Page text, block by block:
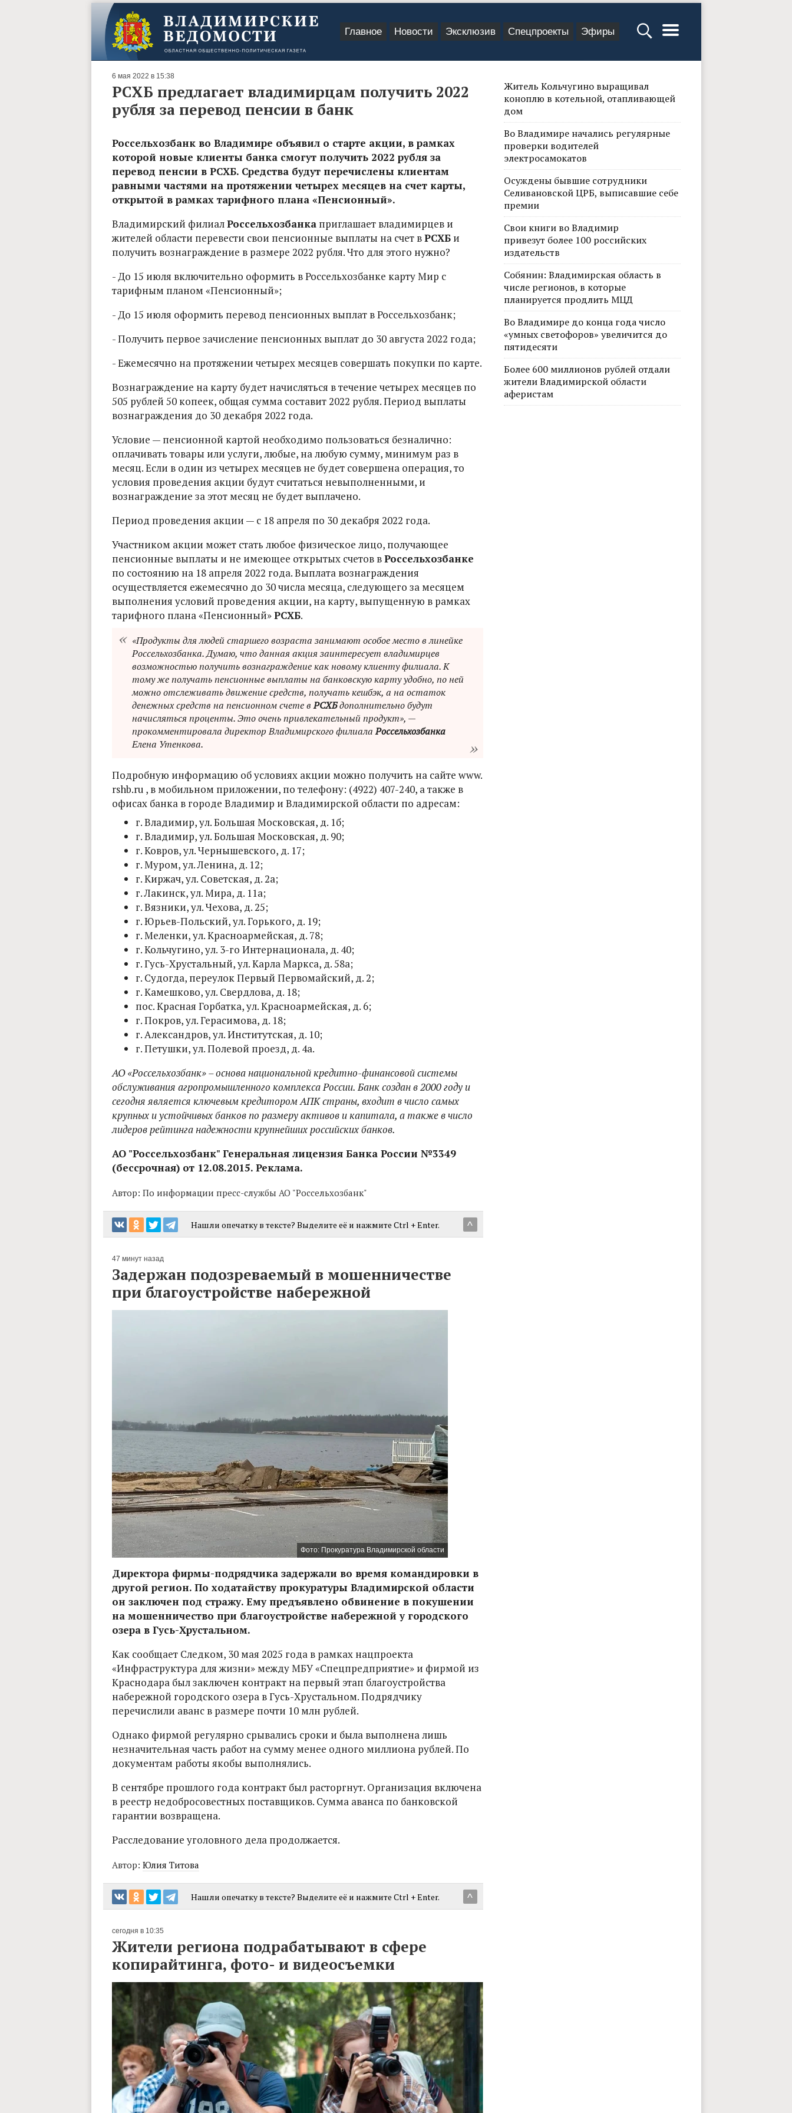
Главное Новости Эксклюзив Спецпроекты Эфиры
6 мая 2022 в 15:38
РСХБ предлагает владимирцам получить 2022
рубля за перевод пенсии в банк
Россельхозбанк во Владимире объявил о старте акции, в рамках
которой новые клиенты банка смогут получить 2022 рубля за
перевод пенсии в РСХБ. Средства будут перечислены клиентам
равными частями на протяжении четырех месяцев на счет карты,
открытой в рамках тарифного плана «Пенсионный».
Владимирский филиалРоссельхозбанкаприглашает владимирцев и
жителей области перевести свои пенсионные выплаты на счет вРСХБи
получить вознаграждение в размере 2022 рубля. Что для этого нужно?
- До 15 июля включительно оформить в Россельхозбанке карту Мир с
тарифным планом «Пенсионный»;
- До 15 июля оформить перевод пенсионных выплат в Россельхозбанк;
- Получить первое зачисление пенсионных выплат до 30 августа 2022 года;
- Ежемесячно на протяжении четырех месяцев совершать покупки по карте.
Вознаграждение на карту будет начисляться в течение четырех месяцев по
505 рублей 50 копеек, общая сумма составит 2022 рубля. Период выплаты
вознаграждения до 30 декабря 2022 года.
Условие — пенсионной картой необходимо пользоваться безналично:
оплачивать товары или услуги, любые, на любую сумму, минимум раз в
месяц. Если в один из четырех месяцев не будет совершена операция, то
условия проведения акции будут считаться невыполненными, и
вознаграждение за этот месяц не будет выплачено.
Период проведения акции — с 18 апреля по 30 декабря 2022 года.
Участником акции может стать любое физическое лицо, получающее
пенсионные выплаты и не имеющее открытых счетов вРоссельхозбанке
по состоянию на 18 апреля 2022 года. Выплата вознаграждения
осуществляется ежемесячно до 30 числа месяца, следующего за месяцем
выполнения условий проведения акции, на карту, выпущенную в рамках
тарифного плана «Пенсионный»РСХБ.
«Продукты для людей старшего возраста занимают особое место в линейке
Россельхозбанка. Думаю, что данная акция заинтересует владимирцев
возможностью получить вознаграждение как новому клиенту филиала. К
тому же получать пенсионные выплаты на банковскую карту удобно, по ней
можно отслеживать движение средств, получать кешбэк, а на остаток
денежных средств на пенсионном счете вРСХБдополнительно будут
начисляться проценты. Это очень привлекательный продукт», —
прокомментировала директор Владимирского филиалаРоссельхозбанка
Елена Утенкова.
Подробную информацию об условиях акции можно получить на сайте www.
rshb.ru , в мобильном приложении, по телефону: (4922) 407-240, а также в
офисах банка в городе Владимир и Владимирской области по адресам:
г. Владимир, ул. Большая Московская, д. 1б;
г. Владимир, ул. Большая Московская, д. 90;
г. Ковров, ул. Чернышевского, д. 17;
г. Муром, ул. Ленина, д. 12;
г. Киржач, ул. Советская, д. 2а;
г. Лакинск, ул. Мира, д. 11а;
г. Вязники, ул. Чехова, д. 25;
г. Юрьев-Польский, ул. Горького, д. 19;
г. Меленки, ул. Красноармейская, д. 78;
г. Кольчугино, ул. 3-го Интернационала, д. 40;
г. Гусь-Хрустальный, ул. Карла Маркса, д. 58а;
г. Судогда, переулок Первый Первомайский, д. 2;
г. Камешково, ул. Свердлова, д. 18;
пос. Красная Горбатка, ул. Красноармейская, д. 6;
г. Покров, ул. Герасимова, д. 18;
г. Александров, ул. Институтская, д. 10;
г. Петушки, ул. Полевой проезд, д. 4а.
АО «Россельхозбанк» – основа национальной кредитно-финансовой системы
обслуживания агропромышленного комплекса России. Банк создан в 2000 году и
сегодня является ключевым кредитором АПК страны, входит в число самых
крупных и устойчивых банков по размеру активов и капитала, а также в число
лидеров рейтинга надежности крупнейших российских банков.
АО "Россельхозбанк" Генеральная лицензия Банка России №3349
(бессрочная) от 12.08.2015. Реклама.
Автор: По информации пресс-службы АО "Россельхозбанк"
^
Нашли опечатку в тексте? Выделите её и нажмите Ctrl + Enter.
47 минут назад
Задержан подозреваемый в мошенничестве
при благоустройстве набережной
Фото: Прокуратура Владимирской области
Директора фирмы-подрядчика задержали во время командировки в
другой регион. По ходатайству прокуратуры Владимирской области
он заключен под стражу. Ему предъявлено обвинение в покушении
на мошенничество при благоустройстве набережной у городского
озера в Гусь-Хрустальном.
Как сообщает Следком, 30 мая 2025 года в рамках нацпроекта
«Инфраструктура для жизни» между МБУ «Спецпредприятие» и фирмой из
Краснодара был заключен контракт на первый этап благоустройства
набережной городского озера в Гусь-Хрустальном. Подрядчику
перечислили аванс в размере почти 10 млн рублей.
Однако фирмой регулярно срывались сроки и была выполнена лишь
незначительная часть работ на сумму менее одного миллиона рублей. По
документам работы якобы выполнялись.
В сентябре прошлого года контракт был расторгнут. Организация включена
в реестр недобросовестных поставщиков. Сумма аванса по банковской
гарантии возвращена.
Расследование уголовного дела продолжается.
Автор: Юлия Титова
^
Нашли опечатку в тексте? Выделите её и нажмите Ctrl + Enter.
сегодня в 10:35
Жители региона подрабатывают в сфере
копирайтинга, фото- и видеосъемки
Житель Кольчугино выращивал
коноплю в котельной, отапливающей
дом
Во Владимире начались регулярные
проверки водителей
электросамокатов
Осуждены бывшие сотрудники
Селивановской ЦРБ, выписавшие себе
премии
Свои книги во Владимир
привезут более 100 российских
издательств
Собянин: Владимирская область в
числе регионов, в которые
планируется продлить МЦД
Во Владимире до конца года число
«умных светофоров» увеличится до
пятидесяти
Более 600 миллионов рублей отдали
жители Владимирской области
аферистам